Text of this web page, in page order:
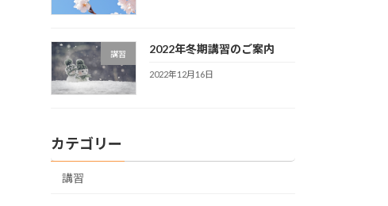
講習 2022年冬期講習のご案内
2022年12月16日
カテゴリー
講習